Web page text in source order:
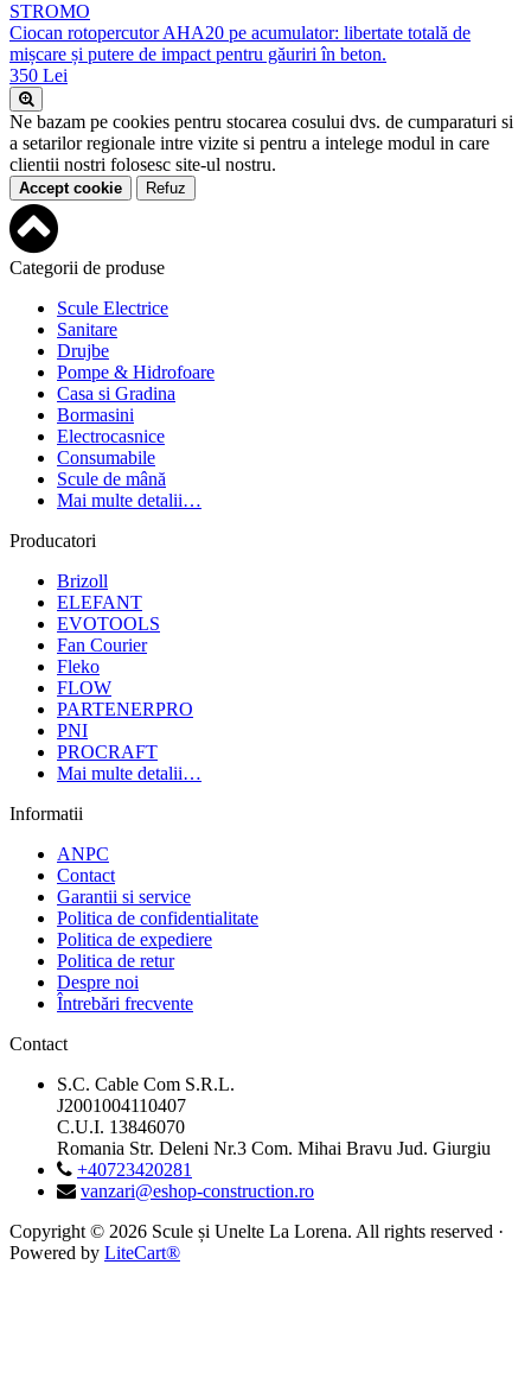
STROMO
Ciocan rotopercutor AHA20 pe acumulator: libertate totală de
mișcare și putere de impact pentru găuriri în beton.
350 Lei
Ne bazam pe cookies pentru stocarea cosului dvs. de cumparaturi si
a setarilor regionale intre vizite si pentru a intelege modul in care
clientii nostri folosesc site-ul nostru.
Accept cookie Refuz
Categorii de produse
Scule Electrice
Sanitare
Drujbe
Pompe & Hidrofoare
Casa si Gradina
Bormasini
Electrocasnice
Consumabile
Scule de mână
Mai multe detalii…
Producatori
Brizoll
ELEFANT
EVOTOOLS
Fan Courier
Fleko
FLOW
PARTENERPRO
PNI
PROCRAFT
Mai multe detalii…
Informatii
ANPC
Contact
Garantii si service
Politica de confidentialitate
Politica de expediere
Politica de retur
Despre noi
Întrebări frecvente
Contact
S.C. Cable Com S.R.L.
J2001004110407
C.U.I. 13846070
Romania Str. Deleni Nr.3 Com. Mihai Bravu Jud. Giurgiu
+40723420281
vanzari@eshop-construction.ro
Copyright © 2026 Scule și Unelte La Lorena. All rights reserved ·
Powered by LiteCart®